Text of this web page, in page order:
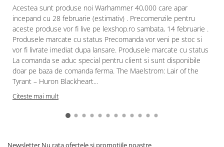
Acestea sunt produse noi Warhammer 40,000 care apar
incepand cu 28 februarie (estimativ) . Precomenzile pentru
aceste produse vor fi live pe lexshop.ro sambata, 14 februarie .
Produsele marcate cu status Precomanda vor veni pe stoc si
vor fi livrate imediat dupa lansare. Produsele marcate cu status
La comanda se aduc special pentru client si sunt disponibile
doar pe baza de comanda ferma. The Maelstrom: Lair of the
Tyrant – Huron Blackheart...
Citeste mai mult
Newsletter Nu rata ofertele si promotiile noastre